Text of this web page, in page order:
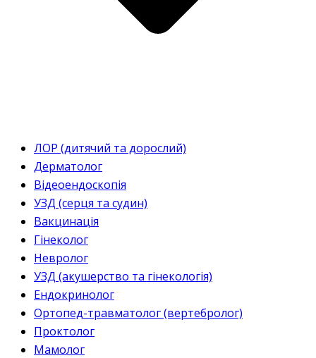
ЛОР (дитячий та дорослий)
Дерматолог
Відеоендоскопія
УЗД (серця та судин)
Вакцинація
Гінеколог
Невролог
УЗД (акушерство та гінекологія)
Ендокринолог
Ортопед-травматолог (вертебролог)
Проктолог
Мамолог